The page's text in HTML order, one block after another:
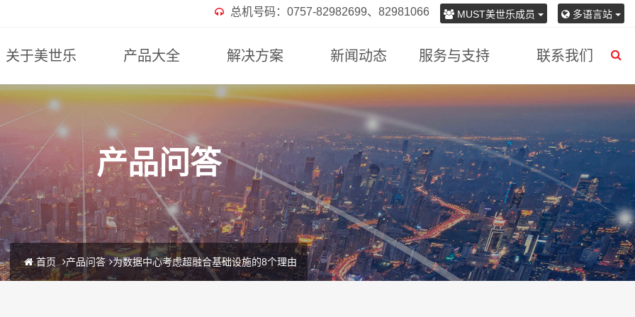
多语言站
MUST美世乐成员
总机号码：0757-82982699、82981066
关于美世乐 产品大全 解决方案 新闻动态 服务与支持 联系我们
产品问答
首页 产品问答 为数据中心考虑超融合基础设施的8个理由